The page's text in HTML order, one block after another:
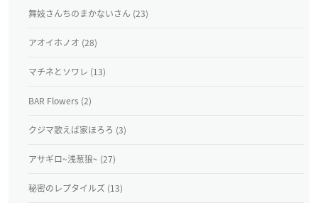
舞妓さんちのまかないさん (23)
アオイホノオ (28)
マチネとソワレ (13)
BAR Flowers (2)
クジマ歌えば家ほろろ (3)
アサギロ~浅葱狼~ (27)
秘密のレプタイルズ (13)